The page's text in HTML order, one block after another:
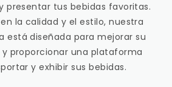
presentar tus bebidas favoritas.
la calidad y el estilo, nuestra
está diseñada para mejorar su
proporcionar una plataforma
y exhibir sus bebidas.